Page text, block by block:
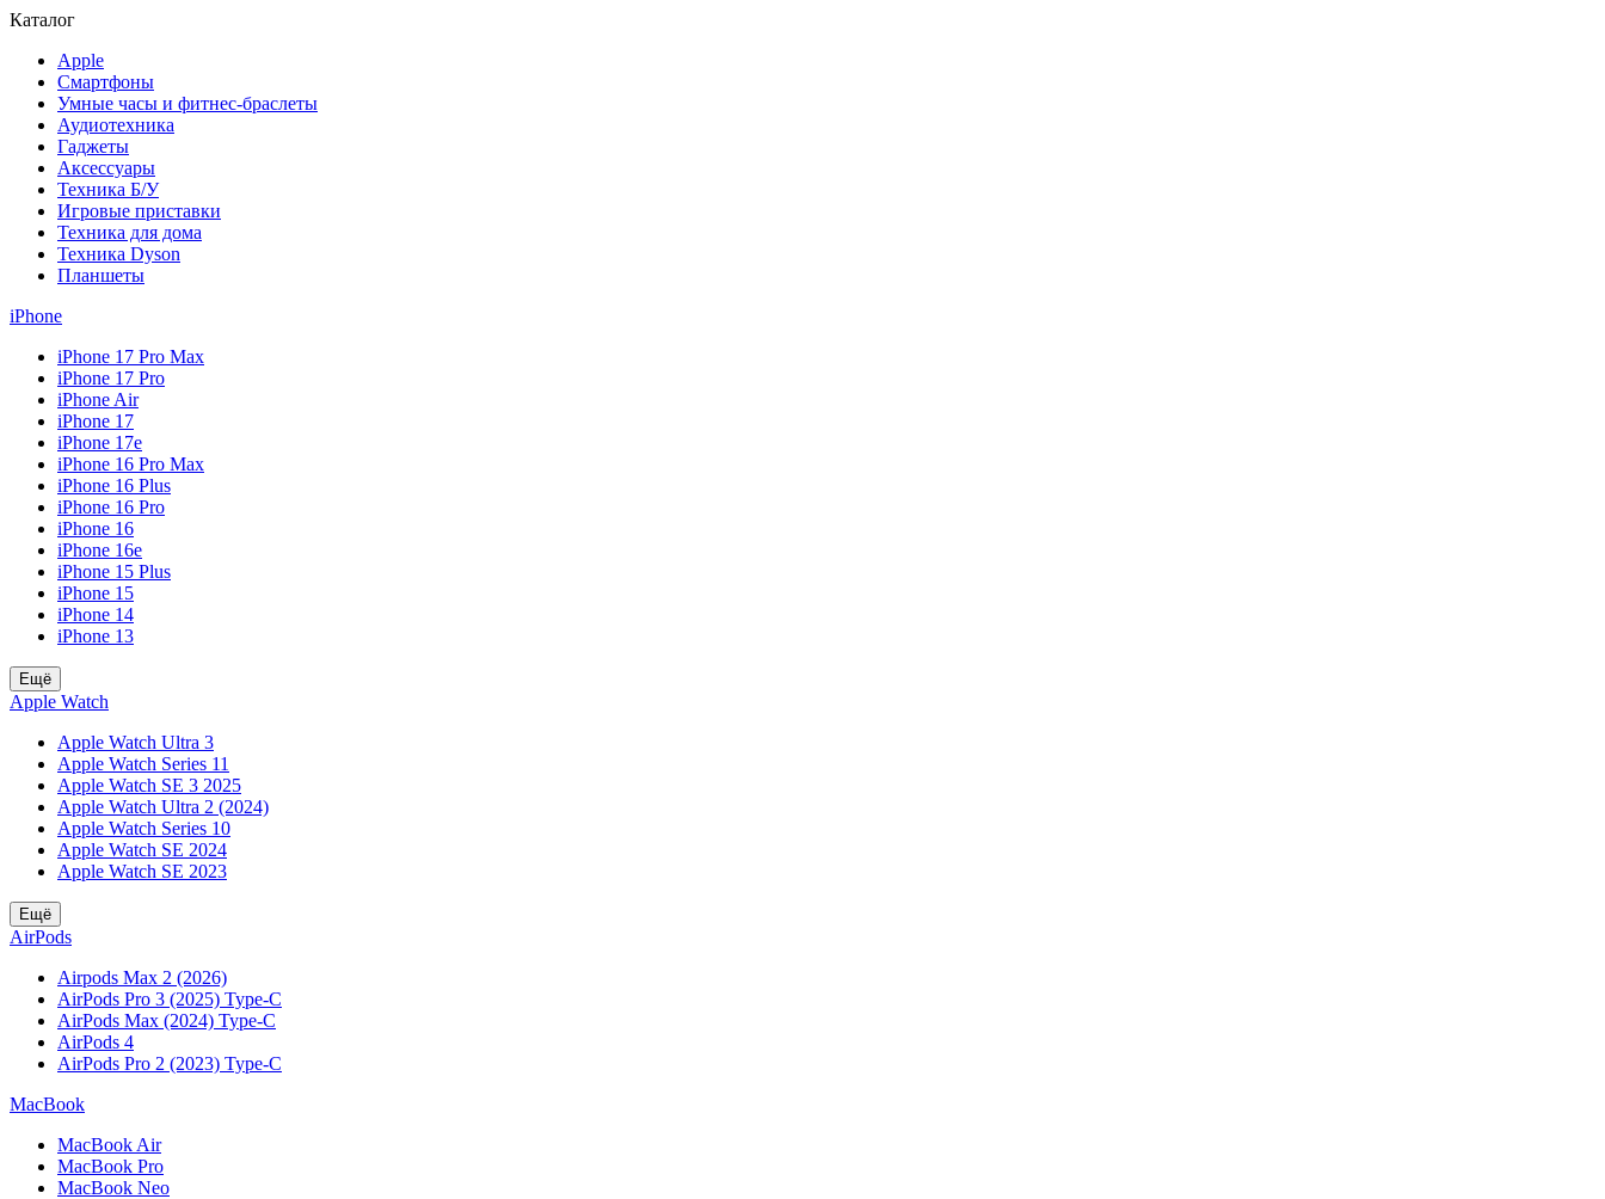
Каталог
Apple
Смартфоны
Умные часы и фитнес-браслеты
Аудиотехника
Гаджеты
Аксессуары
Техника Б/У
Игровые приставки
Техника для дома
Техника Dyson
Планшеты
iPhone
iPhone 17 Pro Max
iPhone 17 Pro
iPhone Air
iPhone 17
iPhone 17e
iPhone 16 Pro Max
iPhone 16 Plus
iPhone 16 Pro
iPhone 16
iPhone 16e
iPhone 15 Plus
iPhone 15
iPhone 14
iPhone 13
Ещё
Apple Watch
Apple Watch Ultra 3
Apple Watch Series 11
Apple Watch SE 3 2025
Apple Watch Ultra 2 (2024)
Apple Watch Series 10
Apple Watch SE 2024
Apple Watch SE 2023
Ещё
AirPods
Airpods Max 2 (2026)
AirPods Pro 3 (2025) Type-C
AirPods Max (2024) Type-C
AirPods 4
AirPods Pro 2 (2023) Type-C
MacBook
MacBook Air
MacBook Pro
MacBook Neo